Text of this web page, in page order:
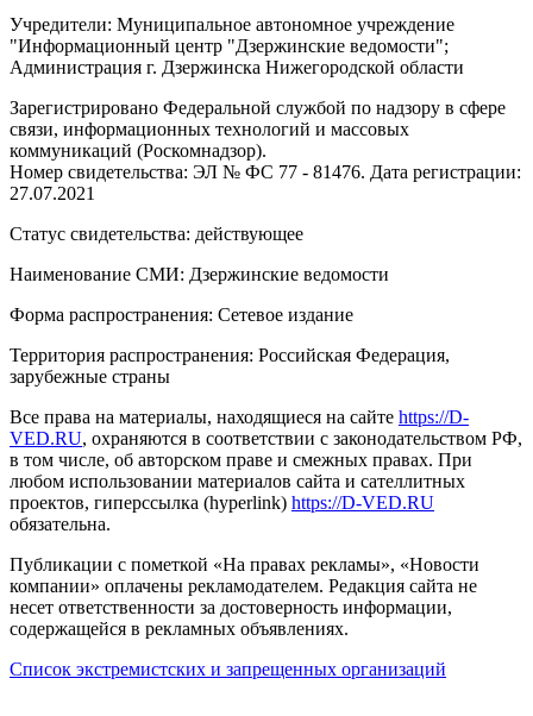
Учредители: Муниципальное автономное учреждение
"Информационный центр "Дзержинские ведомости";
Администрация г. Дзержинска Нижегородской области
Зарегистрировано Федеральной службой по надзору в сфере
связи, информационных технологий и массовых
коммуникаций (Роскомнадзор).
Номер свидетельства: ЭЛ № ФС 77 - 81476. Дата регистрации:
27.07.2021
Статус свидетельства: действующее
Наименование СМИ: Дзержинские ведомости
Форма распространения: Сетевое издание
Территория распространения: Российская Федерация,
зарубежные страны
Все права на материалы, находящиеся на сайте https://D-
VED.RU, охраняются в соответствии с законодательством РФ,
в том числе, об авторском праве и смежных правах. При
любом использовании материалов сайта и сателлитных
проектов, гиперссылка (hyperlink) https://D-VED.RU
обязательна.
Публикации с пометкой «На правах рекламы», «Новости
компании» оплачены рекламодателем. Редакция сайта не
несет ответственности за достоверность информации,
содержащейся в рекламных объявлениях.
Список экстремистских и запрещенных организаций